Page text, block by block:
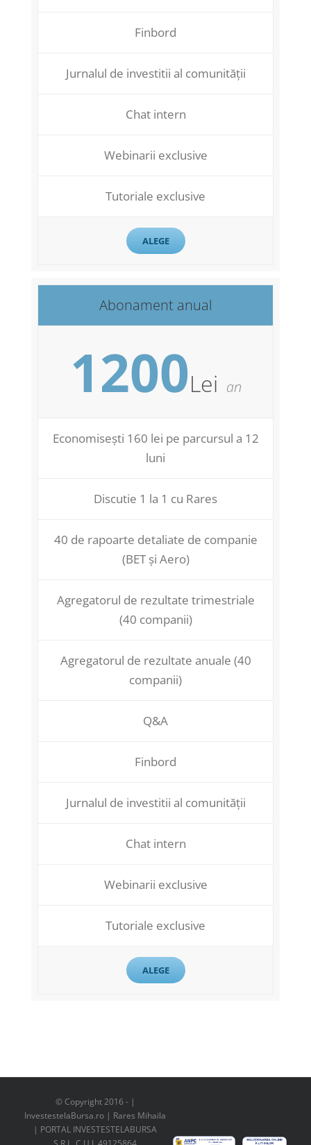
Finbord
Jurnalul de investitii al comunității
Chat intern
Webinarii exclusive
Tutoriale exclusive
ALEGE
Abonament anual
1200Lei an
Economisești 160 lei pe parcursul a 12
luni
Discutie 1 la 1 cu Rares
40 de rapoarte detaliate de companie
(BET și Aero)
Agregatorul de rezultate trimestriale
(40 companii)
Agregatorul de rezultate anuale (40
companii)
Q&A
Finbord
Jurnalul de investitii al comunității
Chat intern
Webinarii exclusive
Tutoriale exclusive
ALEGE
© Copyright 2016 - |
InvestestelaBursa.ro | Rares Mihaila
| PORTAL INVESTESTELABURSA